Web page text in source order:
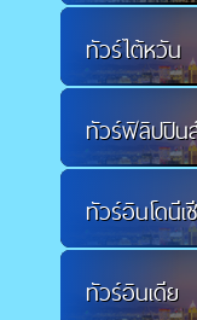
ทัวร์ไต้หวัน
ทัวร์ฟิลิปปิน
ทัวร์อินโดนี
ทัวร์อินเดีย